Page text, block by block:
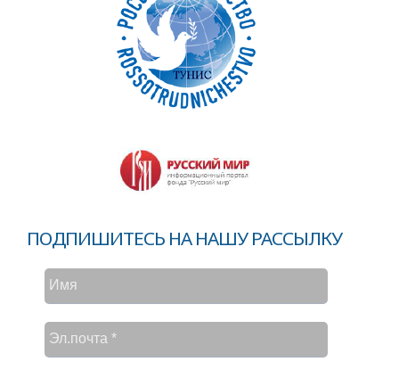
ПОДПИШИТЕСЬ НА НАШУ РАССЫЛКУ